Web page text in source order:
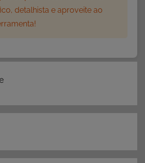
detalhista e aproveite ao